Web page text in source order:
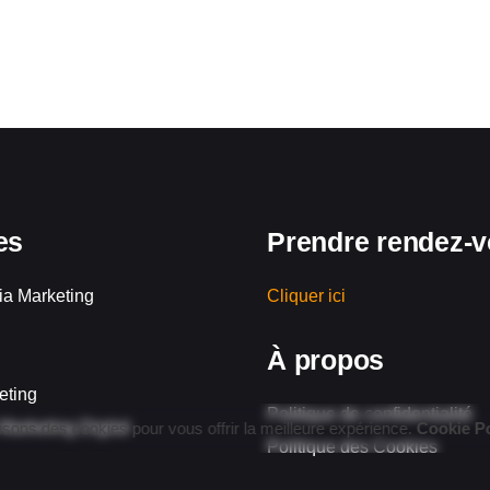
Marketing
Digital
Prendre rendez-
Cliquer ici
À propos
Politique de confidentialité
Politique des Cookies
des cookies pour vous offrir la meilleure expérience.Cookie